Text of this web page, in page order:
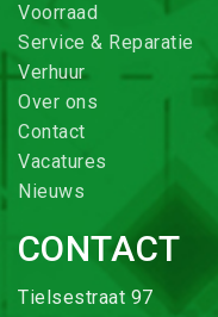
Voorraad
Service & Reparatie
Verhuur
Over ons
Contact
Vacatures
Nieuws
CONTACT
Tielsestraat 97